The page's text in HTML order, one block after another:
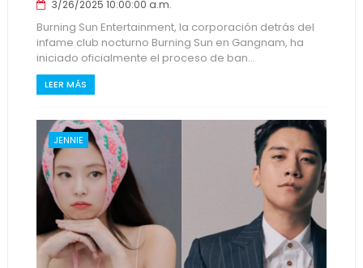
3/26/2025 10:00:00 a.m.
Burning Sun Entertainment, la corporación detrás del
infame club nocturno Burning Sun en Gangnam, ha
iniciado oficialmente el proceso de ban...
LEER MÁS
JENNIE